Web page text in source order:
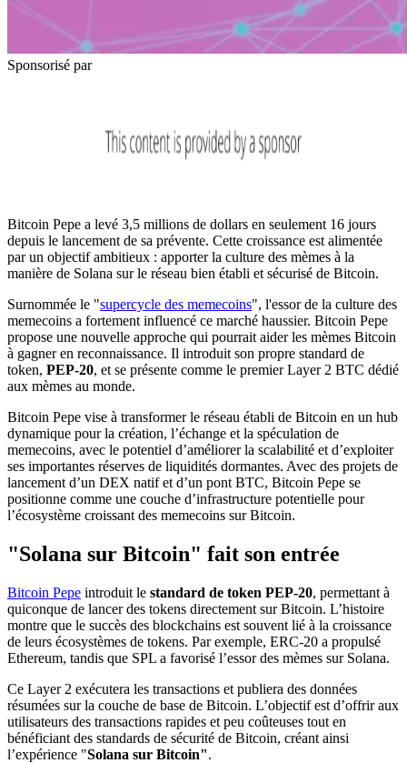
Sponsorisé par
Bitcoin Pepe a levé 3,5 millions de dollars en seulement 16 jours
depuis le lancement de sa prévente. Cette croissance est alimentée
par un objectif ambitieux : apporter la culture des mèmes à la
manière de Solana sur le réseau bien établi et sécurisé de Bitcoin.
Surnommée le "supercycle des memecoins", l'essor de la culture des
memecoins a fortement influencé ce marché haussier. Bitcoin Pepe
propose une nouvelle approche qui pourrait aider les mèmes Bitcoin
à gagner en reconnaissance. Il introduit son propre standard de
token, PEP-20, et se présente comme le premier Layer 2 BTC dédié
aux mèmes au monde.
Bitcoin Pepe vise à transformer le réseau établi de Bitcoin en un hub
dynamique pour la création, l’échange et la spéculation de
memecoins, avec le potentiel d’améliorer la scalabilité et d’exploiter
ses importantes réserves de liquidités dormantes. Avec des projets de
lancement d’un DEX natif et d’un pont BTC, Bitcoin Pepe se
positionne comme une couche d’infrastructure potentielle pour
l’écosystème croissant des memecoins sur Bitcoin.
"Solana sur Bitcoin" fait son entrée
Bitcoin Pepe introduit le standard de token PEP-20, permettant à
quiconque de lancer des tokens directement sur Bitcoin. L’histoire
montre que le succès des blockchains est souvent lié à la croissance
de leurs écosystèmes de tokens. Par exemple, ERC-20 a propulsé
Ethereum, tandis que SPL a favorisé l’essor des mèmes sur Solana.
Ce Layer 2 exécutera les transactions et publiera des données
résumées sur la couche de base de Bitcoin. L’objectif est d’offrir aux
utilisateurs des transactions rapides et peu coûteuses tout en
bénéficiant des standards de sécurité de Bitcoin, créant ainsi
l’expérience "Solana sur Bitcoin".